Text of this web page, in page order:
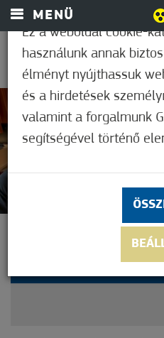
MENÜ
Nem értékelt
RANGOS
MÓRAHALMI
Ez a weboldal cookie-
használunk annak
élményt nyújthassuk
és a hirdetések
valamint a forgalmunk
segítségével történő